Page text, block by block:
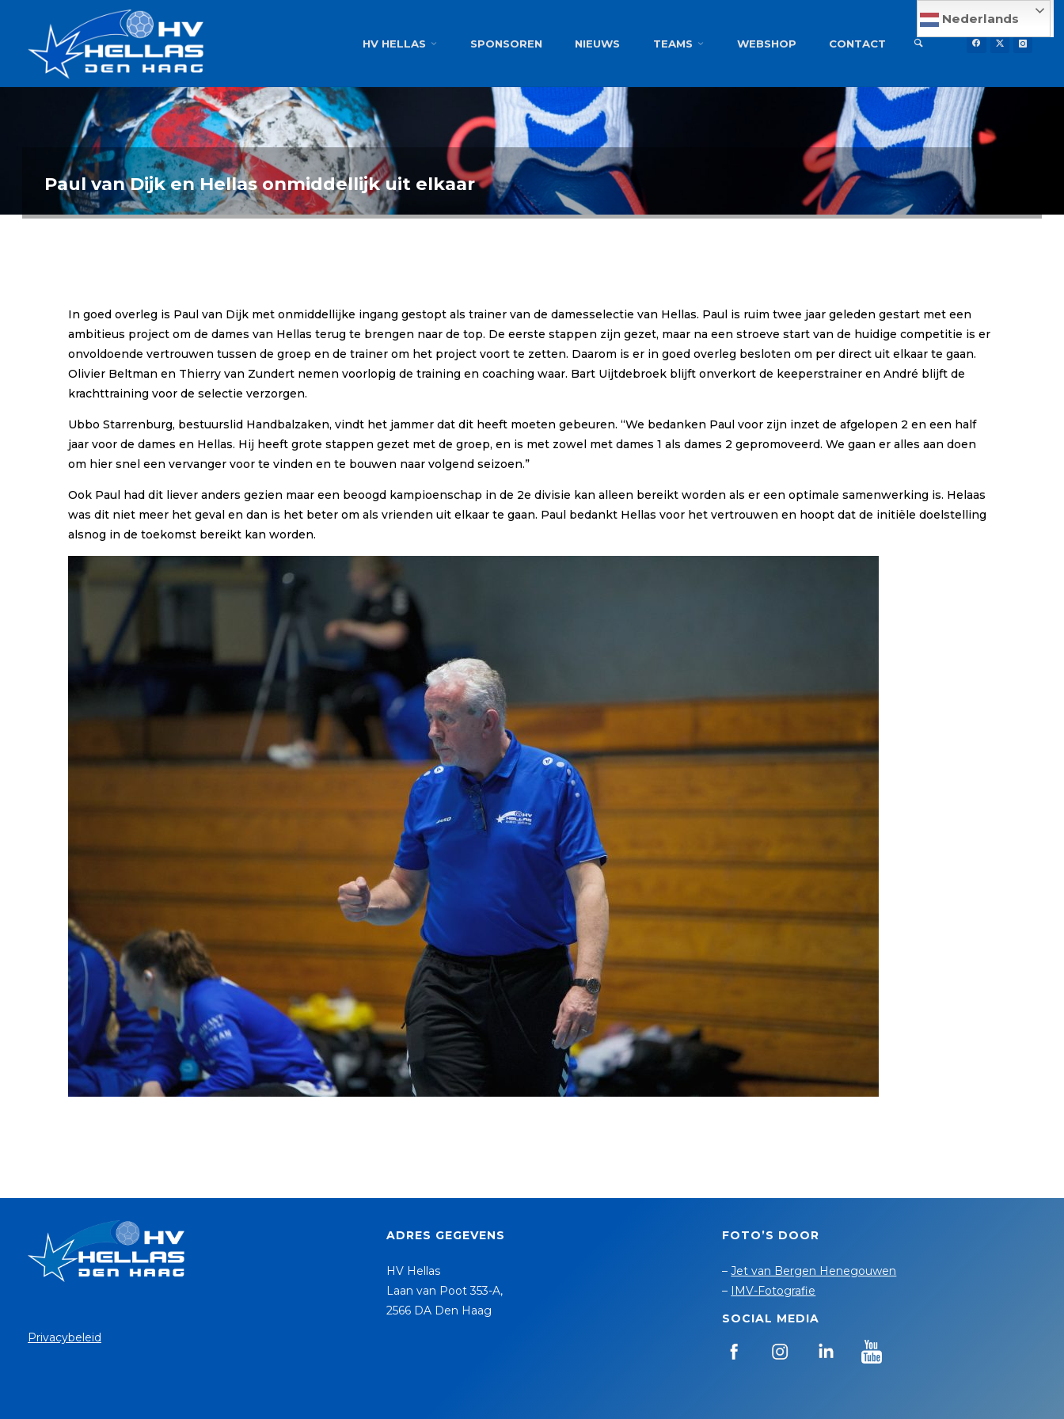
AMBITIE
HV HELLAS SPONSOREN NIEUWS TEAMS WEBSHOP CONTACT
Nederlands
Paul van Dijk en Hellas onmiddellijk uit elkaar
In goed overleg is Paul van Dijk met onmiddellijke ingang gestopt als trainer van de damesselectie van Hellas. Paul is ruim twee jaar geleden gestart met een
ambitieus project om de dames van Hellas terug te brengen naar de top. De eerste stappen zijn gezet, maar na een stroeve start van de huidige competitie is er
onvoldoende vertrouwen tussen de groep en de trainer om het project voort te zetten. Daarom is er in goed overleg besloten om per direct uit elkaar te gaan.
Olivier Beltman en Thierry van Zundert nemen voorlopig de training en coaching waar. Bart Uijtdebroek blijft onverkort de keeperstrainer en André blijft de
krachttraining voor de selectie verzorgen.
Ubbo Starrenburg, bestuurslid Handbalzaken, vindt het jammer dat dit heeft moeten gebeuren. “We bedanken Paul voor zijn inzet de afgelopen 2 en een half
jaar voor de dames en Hellas. Hij heeft grote stappen gezet met de groep, en is met zowel met dames 1 als dames 2 gepromoveerd. We gaan er alles aan doen
om hier snel een vervanger voor te vinden en te bouwen naar volgend seizoen.”
Ook Paul had dit liever anders gezien maar een beoogd kampioenschap in de 2e divisie kan alleen bereikt worden als er een optimale samenwerking is. Helaas
was dit niet meer het geval en dan is het beter om als vrienden uit elkaar te gaan. Paul bedankt Hellas voor het vertrouwen en hoopt dat de initiële doelstelling
alsnog in de toekomst bereikt kan worden.
Privacybeleid
ADRES GEGEVENS
HV Hellas
Laan van Poot 353-A,
2566 DA Den Haag
FOTO’S DOOR
–Jet van Bergen Henegouwen
– IMV-Fotografie
SOCIAL MEDIA